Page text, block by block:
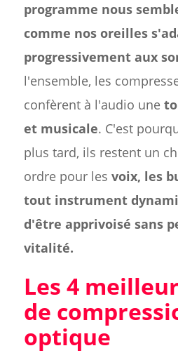
programme nous
comme nos oreilles
progressivement aux
l'ensemble, les
confèrent à l'audio une
et musicale. C'est
plus tard, ils restent un
ordre pour les voix, les
tout instrument
d'être apprivoisé sans
vitalité.
Les 4
de
optique